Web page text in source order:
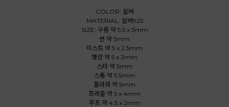
COLOR: 실버
MATERIAL: 실버925
SIZE: 구름 약 5.5 x 3mm
썬 약 5mm
미스트 약 5 x 2.5mm
행성 약 5 x 3mm
스타 약 5mm
스톰 약 5.5mm
플라워 약 5mm
프레츨 약 5 x 4mm
루프 약 4.5 x 2mm